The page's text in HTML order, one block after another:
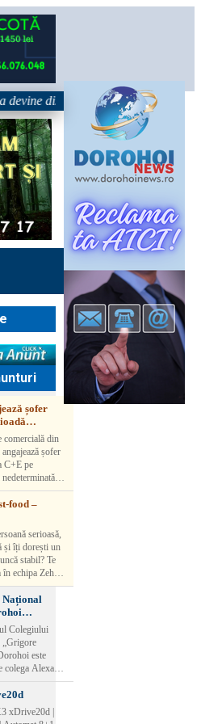
disponibilă pe 1 septembrie:
șofer
comercială din
șofer
C+E pe
trebuie să
și atestat
rog să sunați la
telefon.
food –
serioasă,
și îți dorești un
stabil? Te
echipa Zehab
-
AJUTOR
2/posturi -
/2 posturi
în
experienț
Colegiului
„Grigore
este
colega Alexa
la trecerea în
soțului și
familiei.
xDrive20d |